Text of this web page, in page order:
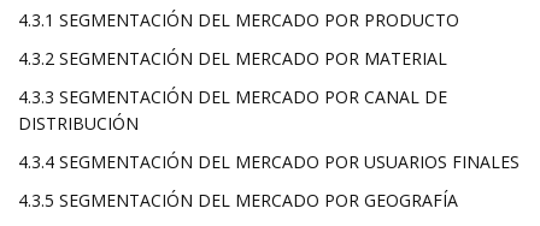
4.3.1 SEGMENTACIÓN DEL MERCADO POR PRODUCTO
4.3.2 SEGMENTACIÓN DEL MERCADO POR MATERIAL
4.3.3 SEGMENTACIÓN DEL MERCADO POR CANAL DE
DISTRIBUCIÓN
4.3.4 SEGMENTACIÓN DEL MERCADO POR USUARIOS FINALES
4.3.5 SEGMENTACIÓN DEL MERCADO POR GEOGRAFÍA